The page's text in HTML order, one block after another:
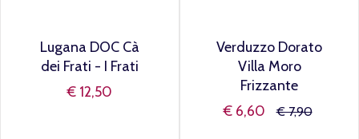
Lugana DOC Cà
dei Frati - I Frati
Verduzzo Dorato
Villa Moro
Frizzante